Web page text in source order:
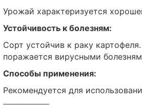
Урожай характеризуется
Устойчивость к болезням:
Сорт устойчив к раку
поражается вирусными
Способы применения:
Рекомендуется для